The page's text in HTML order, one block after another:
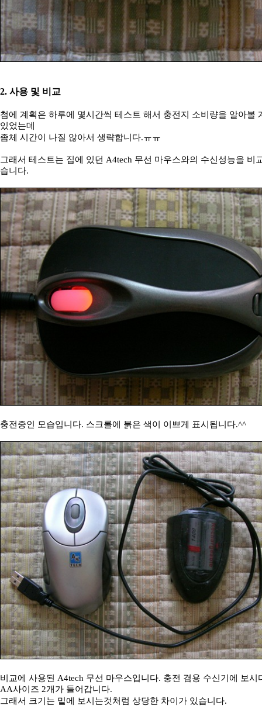
2. 사용 및 비교
첨에 계획은 하루에 몇시간씩 테스트 해서 충전지 소비량을 알아볼
있었는데
좀체 시간이 나질 않아서 생략합니다.ㅠㅠ
그래서 테스트는 집에 있던 A4tech 무선 마우스와의 수신성능을 비
습니다.
충전중인 모습입니다. 스크롤에 붉은 색이 이쁘게 표시됩니다.^^
비교에 사용된 A4tech 무선 마우스입니다. 충전 겸용 수신기에 보시
AA사이즈 2개가 들어갑니다.
그래서 크기는 밑에 보시는것처럼 상당한 차이가 있습니다.